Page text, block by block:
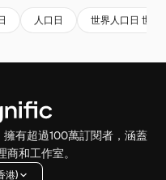
人口日 世界人口日 世界
有超過100萬訂閱者，涵蓋
和工作室。
港)